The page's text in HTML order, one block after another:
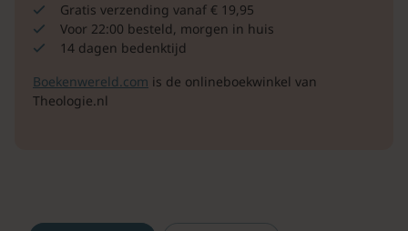
Gratis verzending vanaf € 19,95
Voor 22:00 besteld, morgen in huis
14 dagen bedenktijd
Boekenwereld.com is de onlineboekwinkel van
Theologie.nl